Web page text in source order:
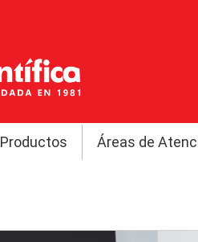
Productos Áreas de